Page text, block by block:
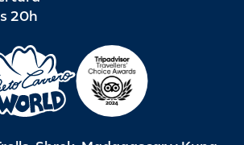
20h